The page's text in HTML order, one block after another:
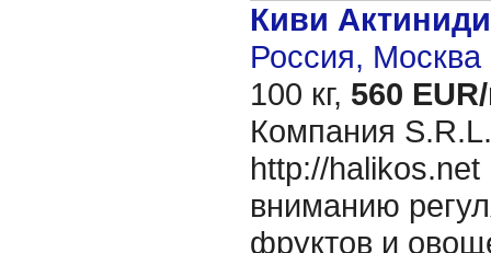
Киви
Россия,
100 кг, 560 EUR/
Компания
http://
вниманию
фруктов и